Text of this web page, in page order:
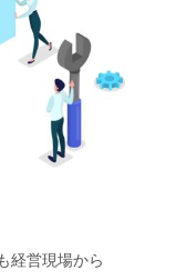
経営現場から